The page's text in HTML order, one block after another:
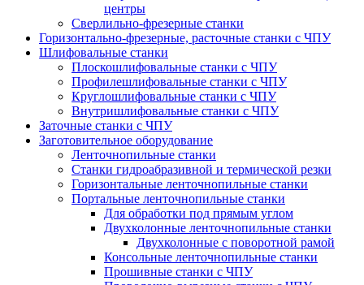
центры
Сверлильно-фрезерные станки
Горизонтально-фрезерные, расточные станки с ЧПУ
Шлифовальные станки
Плоскошлифовальные станки с ЧПУ
Профилешлифовальные станки с ЧПУ
Круглошлифовальные станки с ЧПУ
Внутришлифовальные станки с ЧПУ
Заточные станки с ЧПУ
Заготовительное оборудование
Ленточнопильные станки
Станки гидроабразивной и термической резки
Горизонтальные ленточнопильные станки
Портальные ленточнопильные станки
Для обработки под прямым углом
Двухколонные ленточнопильные станки
Двухколонные с поворотной рамой
Консольные ленточнопильные станки
Прошивные станки с ЧПУ